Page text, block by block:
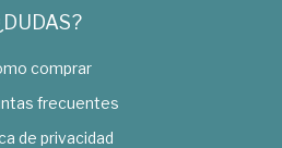
comprar
frecuentes
de privacidad